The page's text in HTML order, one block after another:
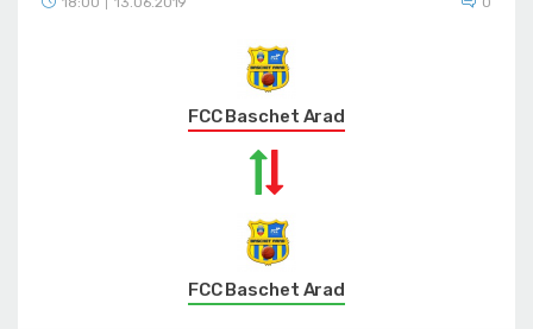
FCC Baschet Arad
FCC Baschet Arad